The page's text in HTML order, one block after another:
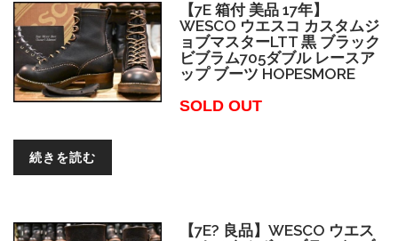
【7E 箱付 美品 17年】
WESCO ウエスコ カスタムジ
ョブマスターLTT 黒 ブラック
ビブラム705ダブル レースア
ップ ブーツ HOPESMORE
SOLD OUT
続きを読む
【7E? 良品】WESCO ウエス